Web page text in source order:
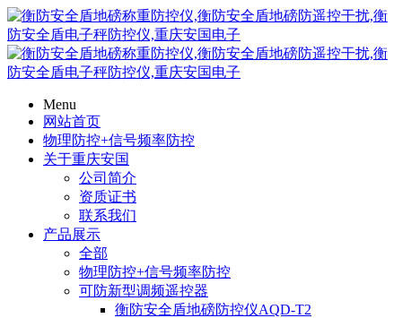
Menu
网站首页
物理防控+信号频率防控
关于重庆安国
公司简介
资质证书
联系我们
产品展示
全部
物理防控+信号频率防控
可防新型调频遥控器
衡防安全盾地磅防控仪AQD-T2